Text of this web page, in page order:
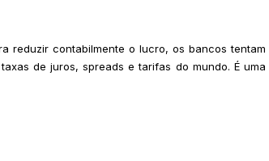
reduzir contabilmente o lucro, os bancos tentam
de juros, spreads e tarifas do mundo. É uma